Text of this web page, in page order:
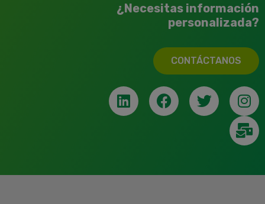
¿Necesitas información
personalizada?
CONTÁCTANOS